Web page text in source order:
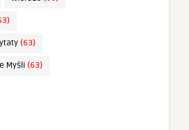
(63)
Myśli (63)